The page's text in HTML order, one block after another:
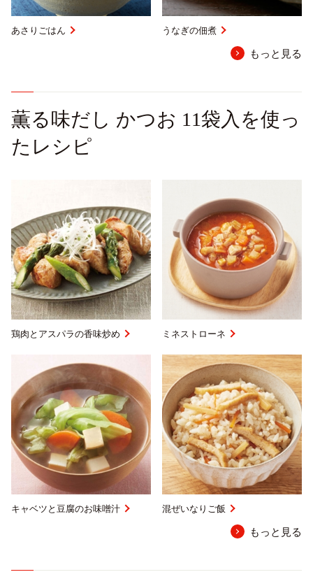
あさりごはん うなぎの佃煮
もっと見る
薫る味だし かつお 11袋入を使っ
たレシピ
鶏肉とアスパラの香味炒め ミネストローネ
キャベツと豆腐のお味噌汁 混ぜいなりご飯
もっと見る